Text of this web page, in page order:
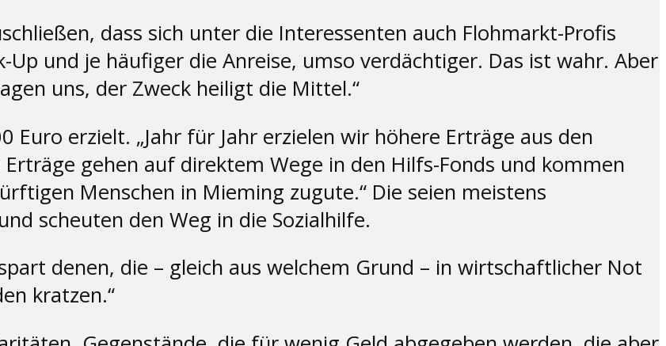
dass sich unter die Interessenten auch Flohmarkt-Profis
Up und je häufiger die Anreise, umso verdächtiger. Das ist wahr. Aber
uns, der Zweck heiligt die Mittel.“
Euro erzielt. „Jahr für Jahr erzielen wir höhere Erträge aus den
gehen auf direktem Wege in den Hilfs-Fonds und kommen
Menschen in Mieming zugute.“ Die seien meistens
scheuten den Weg in die Sozialhilfe.
denen, die – gleich aus welchem Grund – in wirtschaftlicher Not
kratzen.“